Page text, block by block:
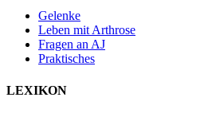
Gelenke
Leben mit Arthrose
Fragen an AJ
Praktisches
LEXIKON